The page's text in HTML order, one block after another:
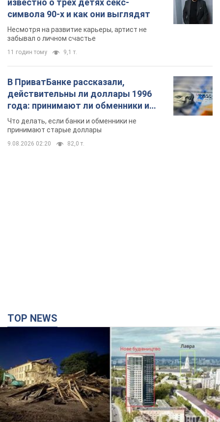
года: принимают ли обменники и
банки такие купюры
принимают старые доллары
Киево-Печерскую лавру закроют 80-метровым
"монстром"? Почему киевские власти
отказались остановить строительство
небоскреба "московского верующего"
Какая реакция Кличко на петицию по отмене строительства
3 години тому 25,8 т.